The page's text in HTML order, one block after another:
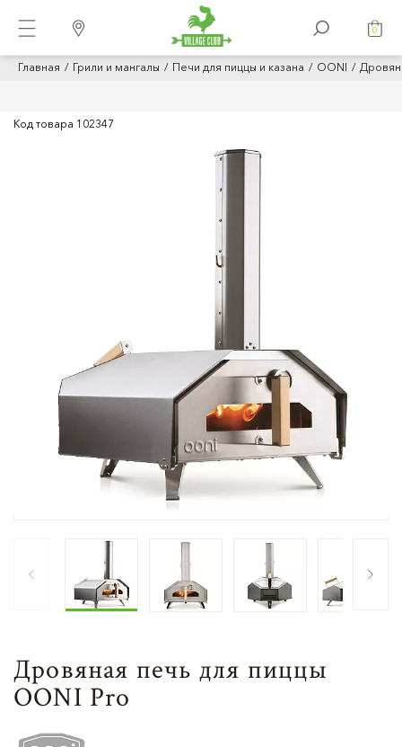
0
Главная Грили и мангалы Печи для пиццы и казана OONI
Код товара 102347
Дровяная печь для пиццы
OONI Pro